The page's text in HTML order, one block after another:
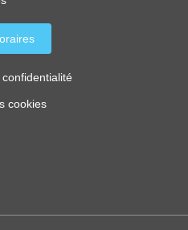
cookies